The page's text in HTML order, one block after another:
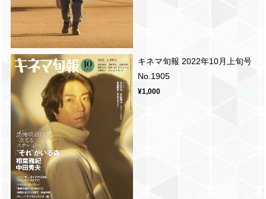
キネマ旬報 2022年10月上旬号
No.1905
¥1,000